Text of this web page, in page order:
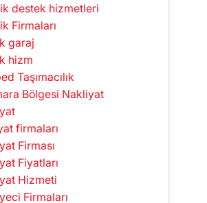
destek hizmetleri
Firmaları
garaj
hizm
Taşımacılık
Bölgesi Nakliyat
firmaları
Firması
Fiyatları
Hizmeti
Firmaları